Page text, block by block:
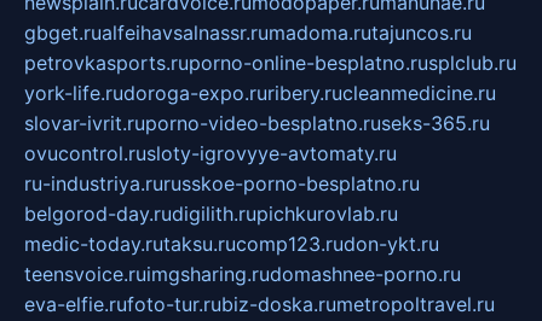
gbget.rualfeihavsalnassr.rumadoma.rutajuncos.ru
petrovkasports.ruporno-online-besplatno.rusplclub.ru
york-life.rudoroga-expo.ruribery.rucleanmedicine.ru
slovar-ivrit.ruporno-video-besplatno.ruseks-365.ru
ovucontrol.rusloty-igrovyye-avtomaty.ru
ru-industriya.rurusskoe-porno-besplatno.ru
belgorod-day.rudigilith.rupichkurovlab.ru
medic-today.rutaksu.rucomp123.rudon-ykt.ru
teensvoice.ruimgsharing.rudomashnee-porno.ru
eva-elfie.rufoto-tur.rubiz-doska.rumetropoltravel.ru